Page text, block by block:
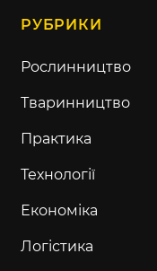
РУБРИКИ
Рослинництво
Тваринництво
Практика
Технології
Економіка
Логістика